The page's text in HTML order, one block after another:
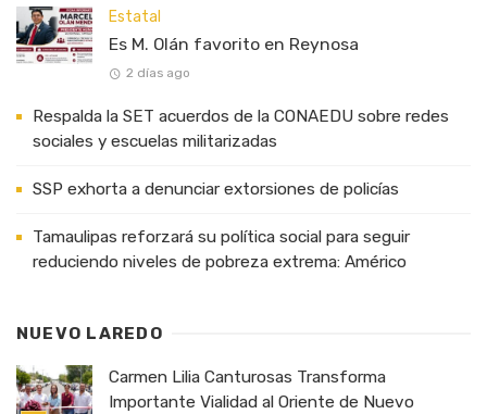
Estatal
Es M. Olán favorito en Reynosa
2 días ago
Respalda la SET acuerdos de la CONAEDU sobre redes
sociales y escuelas militarizadas
SSP exhorta a denunciar extorsiones de policías
Tamaulipas reforzará su política social para seguir
reduciendo niveles de pobreza extrema: Américo
NUEVO LAREDO
Carmen Lilia Canturosas Transforma
Importante Vialidad al Oriente de Nuevo